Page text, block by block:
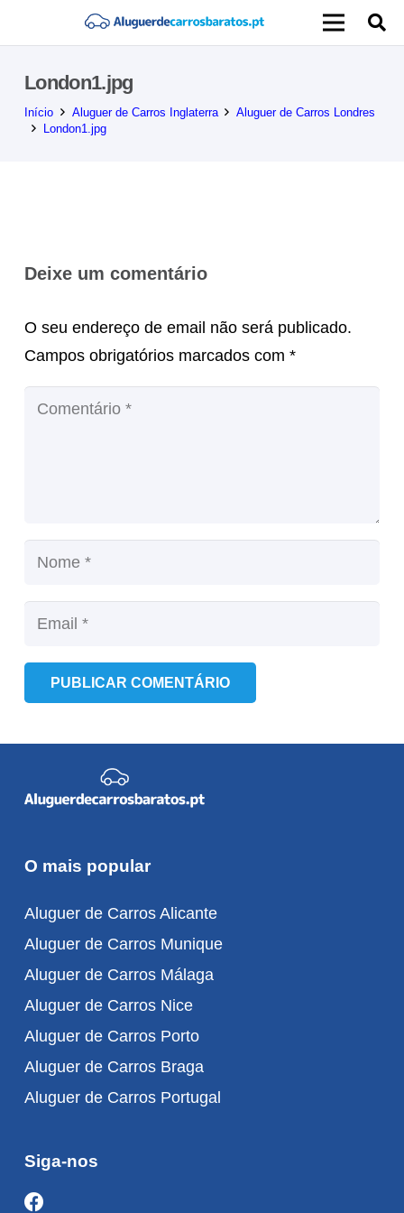
London1.jpg
Início Aluguer de Carros Inglaterra
Aluguer de Carros Londres
London1.jpg
Deixe um comentário
O seu endereço de email não será publicado.
Campos obrigatórios marcados com *
PUBLICAR COMENTÁRIO
O mais popular
Aluguer de Carros Alicante
Aluguer de Carros Munique
Aluguer de Carros Málaga
Aluguer de Carros Nice
Aluguer de Carros Porto
Aluguer de Carros Braga
Aluguer de Carros Portugal
Siga-nos